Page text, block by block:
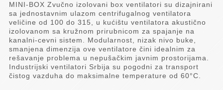
MINI-BOX Zvučno izolovani box ventilatori su dizajnirani
sa jednostavnim ulazom centrifugalnog ventilatora
veličine od 100 do 315, u kućištu ventilatora akustično
izolovanom sa kružnom prirubnicom za spajanje na
kanalni-cevni sistem. Modularnost, nizak nivo buke,
smanjena dimenzija ove ventilatore čini idealnim za
rešavanje problema u nepušačkim javnim prostorijama.
Industrijski ventilatori Srbija su pogodni za transport
čistog vazduha do maksimalne temperature od 60°C.